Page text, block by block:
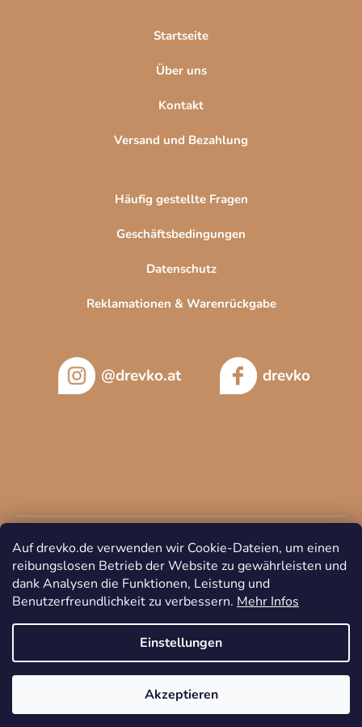
Auf drevko.de verwenden wir Cookie-Dateien, um einen
reibungslosen Betrieb der Website zu gewährleisten und
dank Analysen die Funktionen, Leistung und
Benutzerfreundlichkeit zu verbessern. Mehr Infos
Einstellungen
Akzeptieren
Startseite
Über uns
Kontakt
Versand und Bezahlung
Häufig gestellte Fragen
Geschäftsbedingungen
Datenschutz
Reklamationen & Warenrückgabe
@drevko.at drevko
Erstellt von Shoptet
Copyright 2026DREVKO. Alle Rechte vorbehalten.